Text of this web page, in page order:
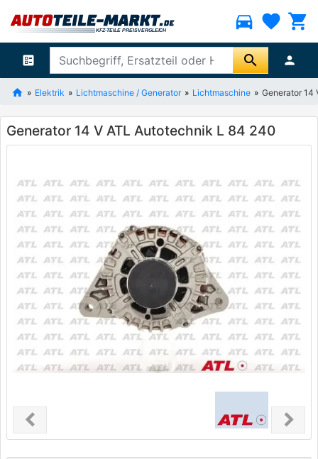
directions_car favorite shopping_cart
ballot search person
Elektrik Lichtmaschine / Generator Lichtmaschine Generator 14
Generator 14 V ATL Autotechnik L 84 240
chevron_leftPrevious chevron_right
Next